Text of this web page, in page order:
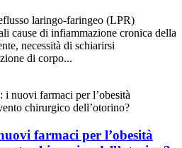
laringo-faringeo (LPR)
cause di infiammazione cronica della
necessità di schiarirsi
di corpo...
farmaci per l’obesità